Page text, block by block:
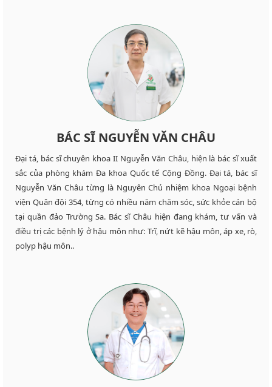
BÁC SĨ NGUYỄN VĂN CHÂU
Đại tá, bác sĩ chuyên khoa II Nguyễn Văn Châu, hiện là bác sĩ xuất
sắc của phòng khám Đa khoa Quốc tế Cộng Đồng. Đại tá, bác sĩ
Nguyễn Văn Châu từng là Nguyên Chủ nhiệm khoa Ngoại bệnh
viện Quân đội 354, từng có nhiều năm chăm sóc, sức khỏe cán bộ
tại quần đảo Trường Sa. Bác sĩ Châu hiện đang khám, tư vấn và
điều trị các bệnh lý ở hậu môn như: Trĩ, nứt kẽ hậu môn, áp xe, rò,
polyp hậu môn..